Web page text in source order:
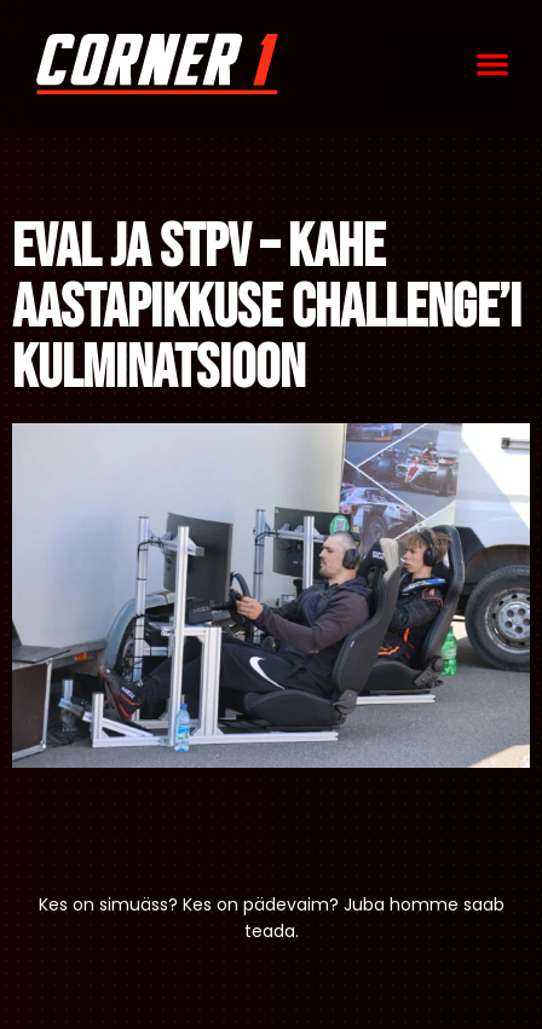
EVAL ja STPV – kahe
aastapikkuse Challenge’i
kulminatsioon
Kes on simuäss? Kes on pädevaim? Juba homme saab
teada.